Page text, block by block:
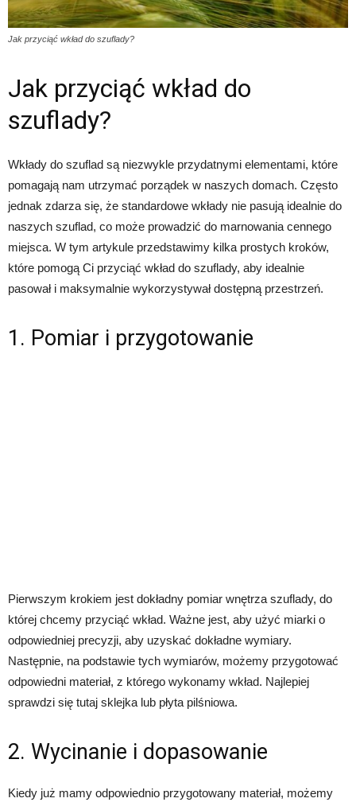
Jak przyciąć wkład do szuflady?
Jak przyciąć wkład do
szuflady?
Wkłady do szuflad są niezwykle przydatnymi elementami, które
pomagają nam utrzymać porządek w naszych domach. Często
jednak zdarza się, że standardowe wkłady nie pasują idealnie do
naszych szuflad, co może prowadzić do marnowania cennego
miejsca. W tym artykule przedstawimy kilka prostych kroków,
które pomogą Ci przyciąć wkład do szuflady, aby idealnie
pasował i maksymalnie wykorzystywał dostępną przestrzeń.
1. Pomiar i przygotowanie
Pierwszym krokiem jest dokładny pomiar wnętrza szuflady, do
której chcemy przyciąć wkład. Ważne jest, aby użyć miarki o
odpowiedniej precyzji, aby uzyskać dokładne wymiary.
Następnie, na podstawie tych wymiarów, możemy przygotować
odpowiedni materiał, z którego wykonamy wkład. Najlepiej
sprawdzi się tutaj sklejka lub płyta pilśniowa.
2. Wycinanie i dopasowanie
Kiedy już mamy odpowiednio przygotowany materiał, możemy